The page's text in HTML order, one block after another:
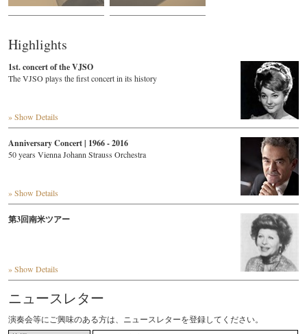
Highlights
1st. concert of the VJSO
The VJSO plays the first concert in its history
» Show Details
Anniversary Concert | 1966 - 2016
50 years Vienna Johann Strauss Orchestra
» Show Details
第3回南米ツアー
» Show Details
ニュースレター
演奏会等にご興味のある方は、ニュースレターを登録してください。